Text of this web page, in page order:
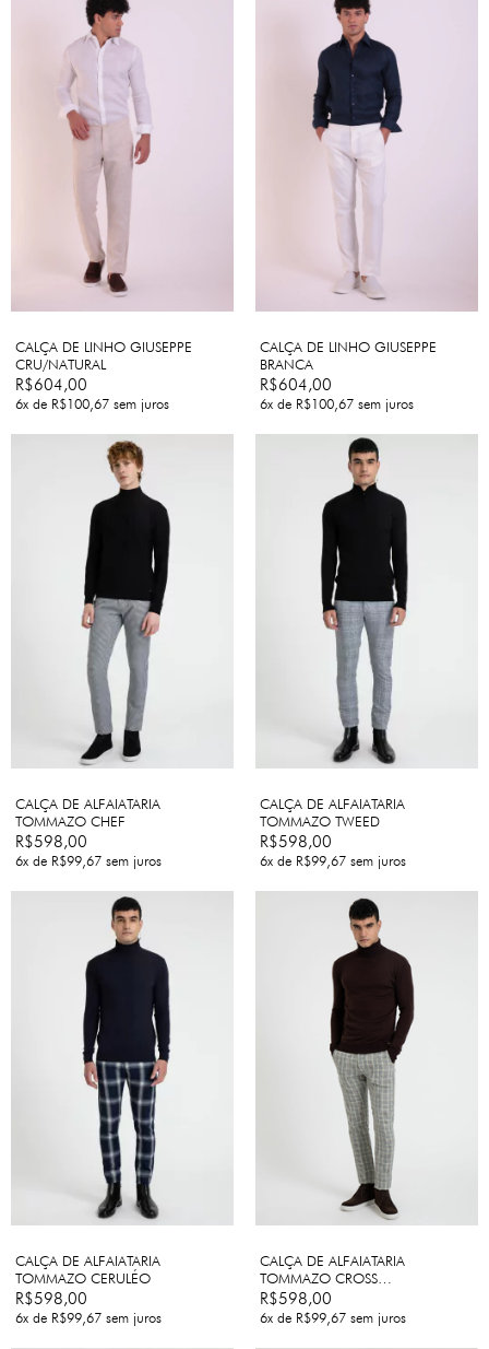
CALÇA DE LINHO GIUSEPPE
CRU/NATURAL
R$604,00
6x de R$100,67 sem juros
CALÇA DE LINHO GIUSEPPE
BRANCA
R$604,00
6x de R$100,67 sem juros
CALÇA DE ALFAIATARIA
TOMMAZO CHEF
R$598,00
6x de R$99,67 sem juros
CALÇA DE ALFAIATARIA
TOMMAZO TWEED
R$598,00
6x de R$99,67 sem juros
CALÇA DE ALFAIATARIA
TOMMAZO CERULÉO
R$598,00
6x de R$99,67 sem juros
CALÇA DE ALFAIATARIA
TOMMAZO CROSS
BROWN/GREEN
R$598,00
6x de R$99,67 sem juros